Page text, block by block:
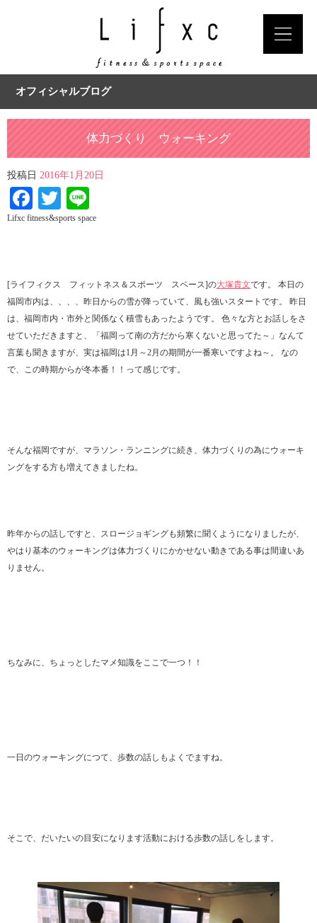
オフィシャルブログ
体力づくり ウォーキング
投稿日 2016年1月20日
Facebook
Twitter
Lifxc fitness&sports space
[ライフィクス フィットネス＆スポーツ スペース]の大塚貴文です。 本日の
福岡市内は、、、、昨日からの雪が降っていて、風も強いスタートです。 昨日
は、福岡市内・市外と関係なく積雪もあったようです。 色々な方とお話しをさ
せていただきますと、「福岡って南の方だから寒くないと思ってた～」なんて
言葉も聞きますが、実は福岡は1月～2月の期間が一番寒いですよね～。 なの
で、この時期からが冬本番！！って感じです。
そんな福岡ですが、マラソン・ランニングに続き、体力づくりの為にウォーキ
ングをする方も増えてきましたね。
昨年からの話しですと、スロージョギングも頻繁に聞くようになりましたが、
やはり基本のウォーキングは体力づくりにかかせない動きである事は間違いあ
りません。
ちなみに、ちょっとしたマメ知識をここで一つ！！
一日のウォーキングにつて、歩数の話しもよくでますね。
そこで、だいたいの目安になります活動における歩数の話しをします。